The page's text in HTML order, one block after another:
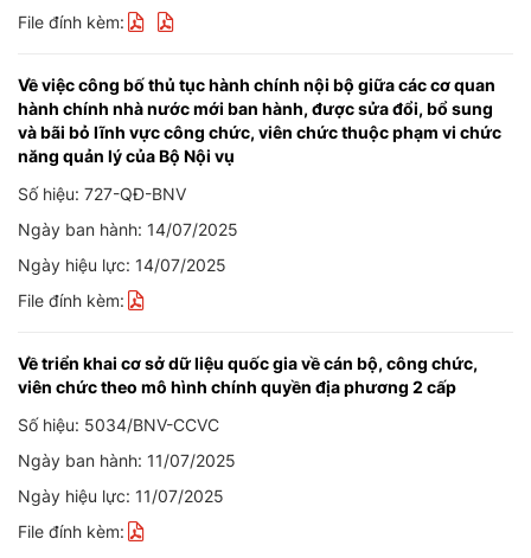
File đính kèm:
Về việc công bố thủ tục hành chính nội bộ giữa các cơ quan
hành chính nhà nước mới ban hành, được sửa đổi, bổ sung
và bãi bỏ lĩnh vực công chức, viên chức thuộc phạm vi chức
năng quản lý của Bộ Nội vụ
Số hiệu: 727-QĐ-BNV
Ngày ban hành: 14/07/2025
Ngày hiệu lực: 14/07/2025
File đính kèm:
Về triển khai cơ sở dữ liệu quốc gia về cán bộ, công chức,
viên chức theo mô hình chính quyền địa phương 2 cấp
Số hiệu: 5034/BNV-CCVC
Ngày ban hành: 11/07/2025
Ngày hiệu lực: 11/07/2025
File đính kèm: